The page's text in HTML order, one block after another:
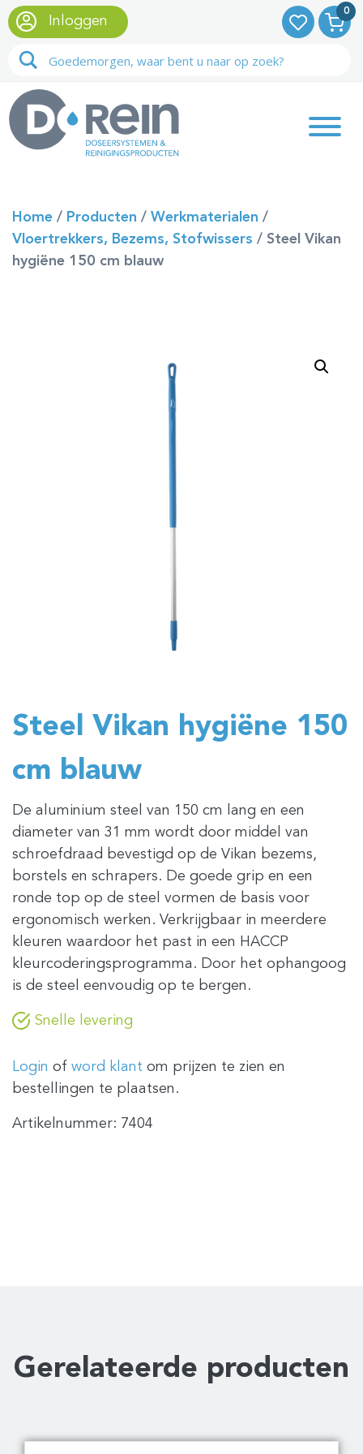
0
Inloggen
Home / Producten / Werkmaterialen /
Vloertrekkers, Bezems, Stofwissers / Steel Vikan
hygiëne 150 cm blauw
Steel Vikan hygiëne 150
cm blauw
De aluminium steel van 150 cm lang en een
diameter van 31 mm wordt door middel van
schroefdraad bevestigd op de Vikan bezems,
borstels en schrapers. De goede grip en een
ronde top op de steel vormen de basis voor
ergonomisch werken. Verkrijgbaar in meerdere
kleuren waardoor het past in een HACCP
kleurcoderingsprogramma. Door het ophangoog
is de steel eenvoudig op te bergen.
Snelle levering
Login of word klant om prijzen te zien en
bestellingen te plaatsen.
Artikelnummer: 7404
Gerelateerde producten